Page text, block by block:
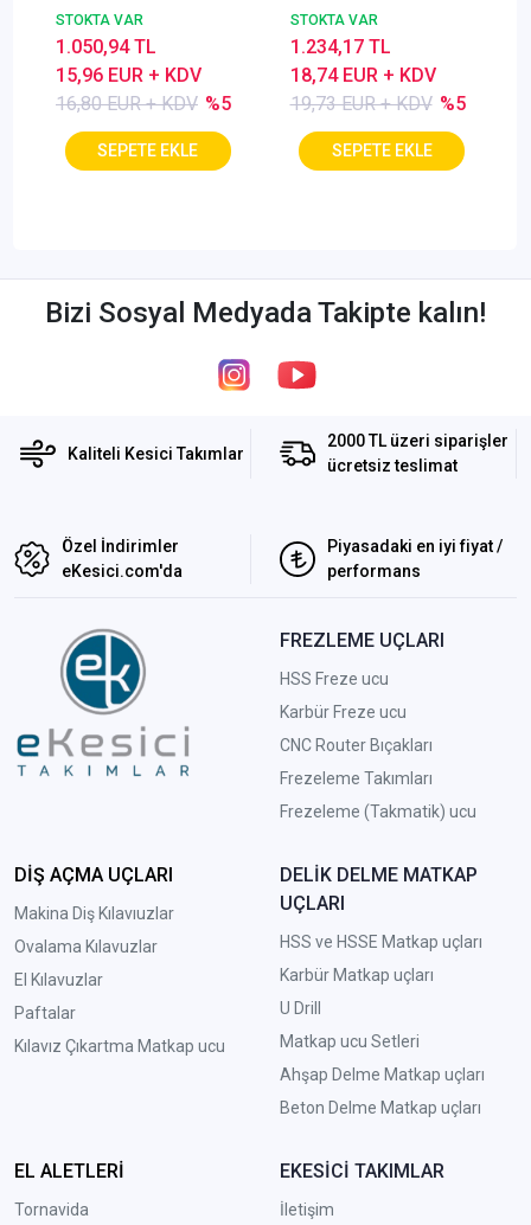
Freze, Parmak freze
ucu Z=4,TiSiN
Kaplamalı
STOKTA VAR
16,80 EUR + KDV %5
15,96 EUR + KDV
1.050,94 TL
ucu, Z=3, Kaplamalı,
30°
STOKTA VAR
19,73 EUR + KDV %5
18,74 EUR + KDV
1.234,17 TL
Bizi Sosyal Medyada Takipte kalın!
Kaliteli Kesici Takımlar
2000 TL üzeri siparişler
ücretsiz teslimat
Özel İndirimler
eKesici.com'da
Piyasadaki en iyi fiyat /
performans
FREZLEME UÇLARI
HSS Freze ucu
Karbür Freze ucu
CNC Router Bıçakları
Frezeleme Takımları
Frezeleme (Takmatik) ucu
DİŞ AÇMA UÇLARI
Makina Diş Kılavıuzlar
Ovalama Kılavuzlar
El Kılavuzlar
Paftalar
Kılavız Çıkartma Matkap ucu
DELİK DELME MATKAP
UÇLARI
HSS ve HSSE Matkap uçları
Karbür Matkap uçları
U Drill
Matkap ucu Setleri
Ahşap Delme Matkap uçları
Beton Delme Matkap uçları
EL ALETLERİ
Tornavida
EKESİCİ TAKIMLAR
İletişim